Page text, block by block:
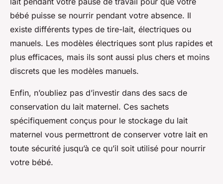
bébé puisse se nourrir pendant votre absence. Il
existe différents types de tire-lait, électriques ou
manuels. Les modèles électriques sont plus rapides et
plus efficaces, mais ils sont aussi plus chers et moins
discrets que les modèles manuels.
Enfin, n’oubliez pas d’investir dans des sacs de
conservation du lait maternel. Ces sachets
spécifiquement conçus pour le stockage du lait
maternel vous permettront de conserver votre lait en
toute sécurité jusqu’à ce qu’il soit utilisé pour nourrir
votre bébé.